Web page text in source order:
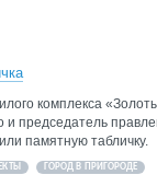
комплекса
и председатель
памятную табличку.
ГОРОД В ПРИГОРОДЕ